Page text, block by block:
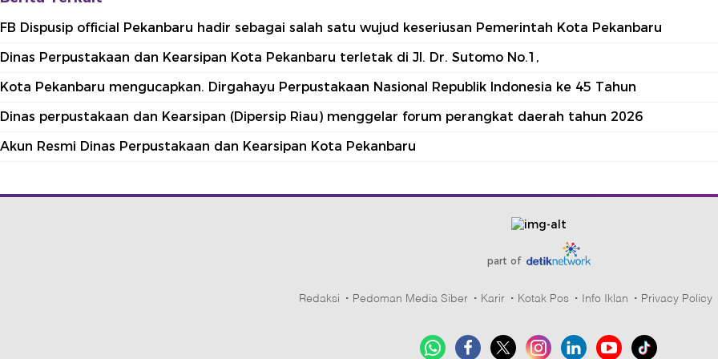
FB Dispusip official Pekanbaru hadir sebagai salah satu wujud keseriusan Pemerintah Kota Pekanbaru
Dinas Perpustakaan dan Kearsipan Kota Pekanbaru terletak di Jl. Dr. Sutomo No.1,
Kota Pekanbaru mengucapkan. Dirgahayu Perpustakaan Nasional Republik Indonesia ke 45 Tahun
Dinas perpustakaan dan Kearsipan (Dipersip Riau) menggelar forum perangkat daerah tahun 2026
Akun Resmi Dinas Perpustakaan dan Kearsipan Kota Pekanbaru
part of
Redaksi Pedoman Media Siber Karir Kotak Pos Info Iklan Privacy Policy